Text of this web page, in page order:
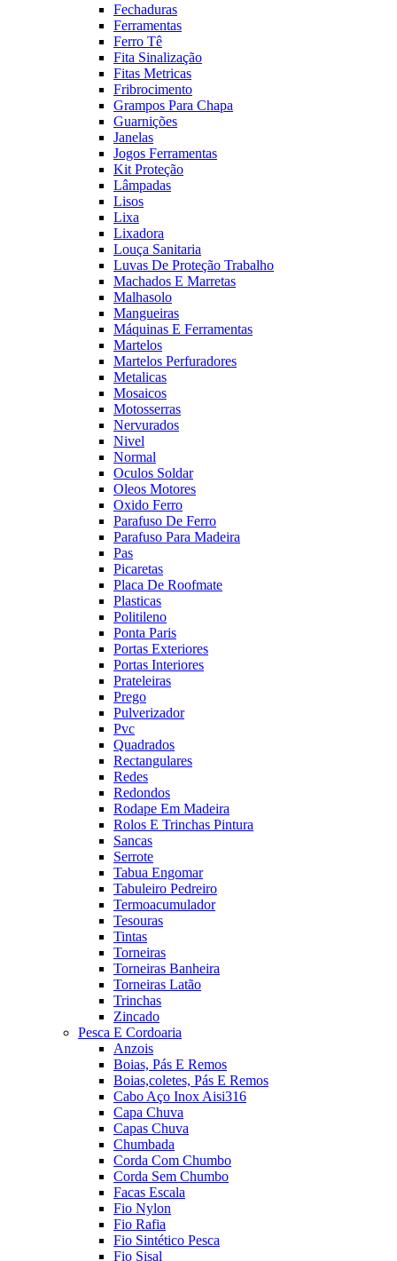
Fechaduras
Ferramentas
Ferro Tê
Fita Sinalização
Fitas Metricas
Fribrocimento
Grampos Para Chapa
Guarnições
Janelas
Jogos Ferramentas
Kit Proteção
Lâmpadas
Lisos
Lixa
Lixadora
Louça Sanitaria
Luvas De Proteção Trabalho
Machados E Marretas
Malhasolo
Mangueiras
Máquinas E Ferramentas
Martelos
Martelos Perfuradores
Metalicas
Mosaicos
Motosserras
Nervurados
Nivel
Normal
Oculos Soldar
Oleos Motores
Oxido Ferro
Parafuso De Ferro
Parafuso Para Madeira
Pas
Picaretas
Placa De Roofmate
Plasticas
Politileno
Ponta Paris
Portas Exteriores
Portas Interiores
Prateleiras
Prego
Pulverizador
Pvc
Quadrados
Rectangulares
Redes
Redondos
Rodape Em Madeira
Rolos E Trinchas Pintura
Sancas
Serrote
Tabua Engomar
Tabuleiro Pedreiro
Termoacumulador
Tesouras
Tintas
Torneiras
Torneiras Banheira
Torneiras Latão
Trinchas
Zincado
Pesca E Cordoaria
Anzois
Boias, Pás E Remos
Boias,coletes, Pás E Remos
Cabo Aço Inox Aisi316
Capa Chuva
Capas Chuva
Chumbada
Corda Com Chumbo
Corda Sem Chumbo
Facas Escala
Fio Nylon
Fio Rafia
Fio Sintético Pesca
Fio Sisal